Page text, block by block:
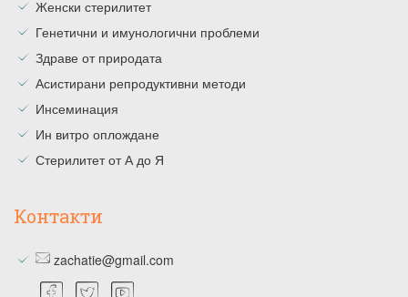
Женски стерилитет
Генетични и имунологични проблеми
Здраве от природата
Асистирани репродуктивни методи
Инсеминация
Ин витро оплождане
Стерилитет от А до Я
Контакти
zachatie@gmail.com